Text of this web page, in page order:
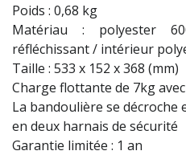
Poids : 0,68 kg
Matériau : polyester
réfléchissant / intérieur
Taille : 533 x 152 x 368 (mm)
Charge flottante de 7kg
La bandoulière se
en deux harnais de sécurité
Garantie limitée : 1 an